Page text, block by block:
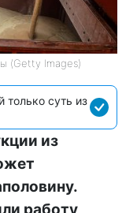
(Getty Images)
суть из
из
работу